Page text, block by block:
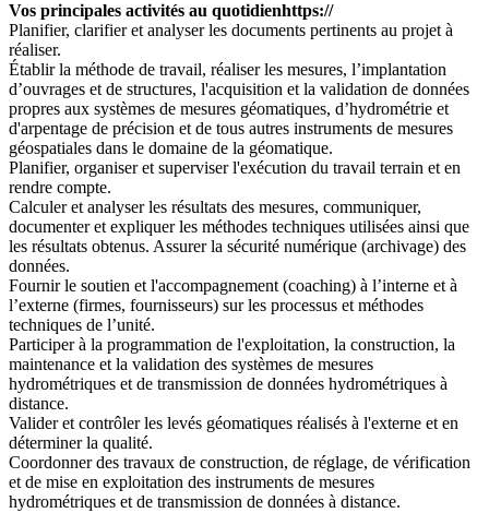
Vos principales activités au quotidienhttps://
Planifier, clarifier et analyser les documents pertinents au projet à
réaliser.
Établir la méthode de travail, réaliser les mesures, l’implantation
d’ouvrages et de structures, l'acquisition et la validation de données
propres aux systèmes de mesures géomatiques, d’hydrométrie et
d'arpentage de précision et de tous autres instruments de mesures
géospatiales dans le domaine de la géomatique.
Planifier, organiser et superviser l'exécution du travail terrain et en
rendre compte.
Calculer et analyser les résultats des mesures, communiquer,
documenter et expliquer les méthodes techniques utilisées ainsi que
les résultats obtenus. Assurer la sécurité numérique (archivage) des
données.
Fournir le soutien et l'accompagnement (coaching) à l’interne et à
l’externe (firmes, fournisseurs) sur les processus et méthodes
techniques de l’unité.
Participer à la programmation de l'exploitation, la construction, la
maintenance et la validation des systèmes de mesures
hydrométriques et de transmission de données hydrométriques à
distance.
Valider et contrôler les levés géomatiques réalisés à l'externe et en
déterminer la qualité.
Coordonner des travaux de construction, de réglage, de vérification
et de mise en exploitation des instruments de mesures
hydrométriques et de transmission de données à distance.